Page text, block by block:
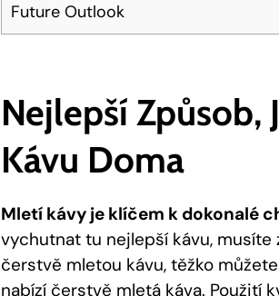
Future Outlook
Nejlepší Způsob,
Kávu Doma
Mletí kávy je klíčem k dokonalé
vychutnat tu nejlepší kávu,
čerstvě mletou kávu, těžko
nabízí čerstvě mletá káva. Použití